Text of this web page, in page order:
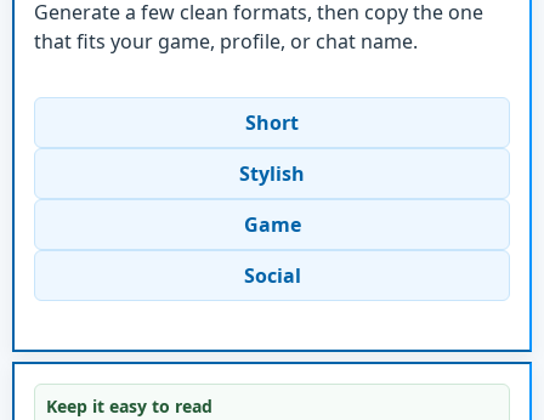
Generate a few clean formats, then copy the one
that fits your game, profile, or chat name.
Short
Stylish
Game
Social
Keep it easy to read